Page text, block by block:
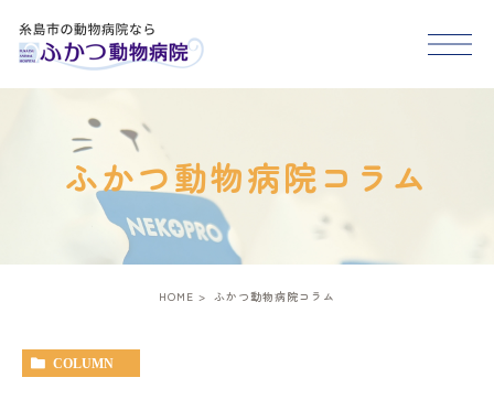
HOME
医院紹介
スタッフ紹介
アクセス
ふかつ動物病院コラム
HOME ふかつ動物病院コラム
COLUMN